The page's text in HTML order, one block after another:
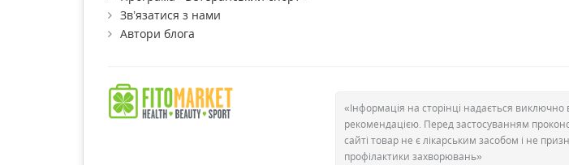
Зв’язатися з нами
Автори блога
«Інформація на сторінці надається
рекомендацією. Перед застосуванням
сайті товар не є лікарським засобом і не
профілактики захворювань»